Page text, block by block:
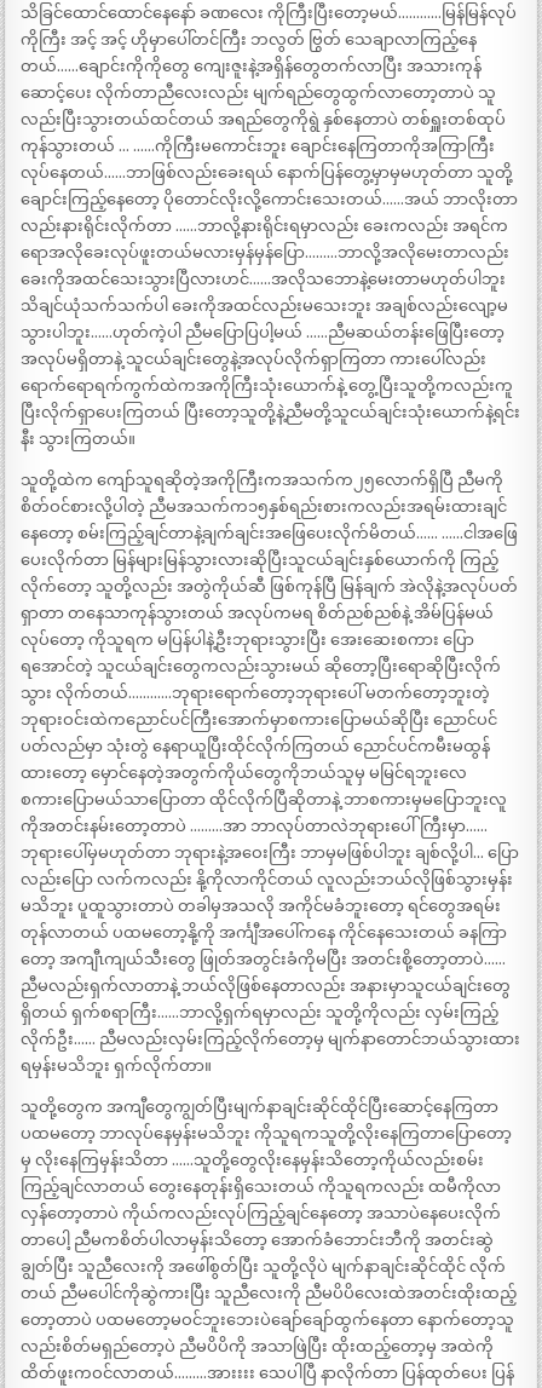
သိခြင်ထောင်ထောင်နေနော် ခဏလေး ကိုကြီးပြီးတော့မယ်…………မြန်မြန်လုပ်
ကိုကြီး အင့် အင့် ဟိုမှာပေါ်တင်ကြီး ဘလွတ် ဗြွတ် သေချာလာကြည့်နေ
တယ်……ချောင်းကိုကိုတွေ ကျေးဇူးနဲ့အရှိန်တွေတက်လာပြီး အသားကုန်
ဆောင့်ပေး လိုက်တာညီလေးလည်း မျက်ရည်တွေထွက်လာတော့တာပဲ သူ
လည်းပြီးသွားတယ်ထင်တယ် အရည်တွေကိုရွဲ နှစ်နေတာပဲ တစ်ရှူးတစ်ထုပ်
ကုန်သွားတယ် … ……ကိုကြီးမကောင်းဘူး ချောင်းနေကြတာကိုအကြာကြီး
လုပ်နေတယ်……ဘာဖြစ်လည်းခေးရယ် နောက်ပြန်တွေ့မှာမှမဟုတ်တာ သူတို့
ချောင်းကြည့်နေတော့ ပိုတောင်လိုးလို့ကောင်းသေးတယ်……အယ် ဘာလိုးတာ
လည်းနားရိုင်းလိုက်တာ ……ဘာလို့နားရိုင်းရမှာလည်း ခေးကလည်း အရင်က
ရောအလိုခေးလုပ်ဖူးတယ်မလားမှန်မှန်ပြော………ဘာလို့အလိုမေးတာလည်း
ခေးကိုအထင်သေးသွားပြီလားဟင်……အလိုသဘောနဲ့မေးတာမဟုတ်ပါဘူး
သိချင်ယုံသက်သက်ပါ ခေးကိုအထင်လည်းမသေးဘူး အချစ်လည်းလျော့မ
သွားပါဘူး……ဟုတ်ကဲ့ပါ ညီမပြောပြပါ့မယ် ……ညီမဆယ်တန်းဖြေပြီးတော့
အလုပ်မရှိတာနဲ့ သူငယ်ချင်းတွေနဲ့အလုပ်လိုက်ရှာကြတာ ကားပေါ်လည်း
ရောက်ရောရက်ကွက်ထဲကအကိုကြီးသုံးယောက်နဲ့ တွေ့ပြီးသူတို့ကလည်းကူ
ပြီးလိုက်ရှာပေးကြတယ် ပြီးတော့သူတို့နဲ့ညီမတို့သူငယ်ချင်းသုံးယောက်နဲ့ရင်း
နီး သွားကြတယ်။
သူတို့ထဲက ကျော်သူရဆိုတဲ့အကိုကြီးကအသက်က၂၅လောက်ရှိပြီ ညီမကို
စိတ်ဝင်စားလို့ပါတဲ့ ညီမအသက်က၁၅နှစ်ရည်းစားကလည်းအရမ်းထားချင်
နေတော့ စမ်းကြည့်ချင်တာနဲ့ချက်ချင်းအဖြေပေးလိုက်မိတယ်…… ……ငါအဖြေ
ပေးလိုက်တာ မြန်များမြန်သွားလားဆိုပြီးသူငယ်ချင်းနှစ်ယောက်ကို ကြည့်
လိုက်တော့ သူတို့လည်း အတွဲကိုယ်ဆီ ဖြစ်ကုန်ပြီ မြန်ချက် အဲလိုနဲ့အလုပ်ပတ်
ရှာတာ တနေသာကုန်သွားတယ် အလုပ်ကမရ စိတ်ညစ်ညစ်နဲ့ အိမ်ပြန်မယ်
လုပ်တော့ ကိုသူရက မပြန်ပါနဲ့ဦးဘုရားသွားပြီး အေးဆေးစကား ပြော
ရအောင်တဲ့ သူငယ်ချင်းတွေကလည်းသွားမယ် ဆိုတော့ပြီးရောဆိုပြီးလိုက်
သွား လိုက်တယ်…………ဘုရားရောက်တော့ဘုရားပေါ် မတက်တော့ဘူးတဲ့
ဘုရားဝင်းထဲကညောင်ပင်ကြီးအောက်မှာစကားပြောမယ်ဆိုပြီး ညောင်ပင်
ပတ်လည်မှာ သုံးတွဲ နေရာယူပြီးထိုင်လိုက်ကြတယ် ညောင်ပင်ကမီးမထွန်
ထားတော့ မှောင်နေတဲ့အတွက်ကိုယ်တွေကိုဘယ်သူမှ မမြင်ရဘူးလေ
စကားပြောမယ်သာပြောတာ ထိုင်လိုက်ပြီဆိုတာနဲ့ ဘာစကားမှမပြောဘူးလူ
ကိုအတင်းနမ်းတော့တာပဲ ………အာ ဘာလုပ်တာလဲဘုရားပေါ်ကြီးမှာ……
ဘုရားပေါ်မှမဟုတ်တာ ဘုရားနဲ့အဝေးကြီး ဘာမှမဖြစ်ပါဘူး ချစ်လို့ပါ… ပြော
လည်းပြော လက်ကလည်း နို့ကိုလာကိုင်တယ် လူလည်းဘယ်လိုဖြစ်သွားမှန်း
မသိဘူး ပူထူသွားတာပဲ တခါမှအသလို အကိုင်မခံဘူးတော့ ရင်တွေအရမ်း
တုန်လာတယ် ပထမတော့နို့ကို အင်္ကျီအပေါ်ကနေ ကိုင်နေသေးတယ် ခနကြာ
တော့ အကျီၤကျယ်သီးတွေ ဖြုတ်အတွင်းခံကိုမပြီး အတင်းစို့တော့တာပဲ……
ညီမလည်းရှက်လာတာနဲ့ ဘယ်လိုဖြစ်နေတာလည်း အနားမှာသူငယ်ချင်းတွေ
ရှိတယ် ရှက်စရာကြီး……ဘာလို့ရှက်ရမှာလည်း သူတို့ကိုလည်း လှမ်းကြည့်
လိုက်ဦး…… ညီမလည်းလှမ်းကြည့်လိုက်တော့မှ မျက်နာတောင်ဘယ်သွားထား
ရမှန်းမသိဘူး ရှက်လိုက်တာ။
သူတို့တွေက အကျီတွေကျွတ်ပြီးမျက်နာချင်းဆိုင်ထိုင်ပြီးဆောင့်နေကြတာ
ပထမတော့ ဘာလုပ်နေမှန်းမသိဘူး ကိုသူရကသူတို့လိုးနေကြတာပြောတော့
မှ လိုးနေကြမှန်းသိတာ ……သူတို့တွေလိုးနေမှန်းသိတော့ကိုယ်လည်းစမ်း
ကြည့်ချင်လာတယ် တွေးနေတုန်းရှိသေးတယ် ကိုသူရကလည်း ထမီကိုလာ
လှန်တော့တာပဲ ကိုယ်ကလည်းလုပ်ကြည့်ချင်နေတော့ အသာပဲနေပေးလိုက်
တာပေါ့ ညီမကစိတ်ပါလာမှန်းသိတော့ အောက်ခံဘောင်းဘီကို အတင်းဆွဲ
ချွတ်ပြီး သူညီလေးကို အဖေါ်စွတ်ပြီး သူတို့လိုပဲ မျက်နာချင်းဆိုင်ထိုင် လိုက်
တယ် ညီမပေါင်ကိုဆွဲကားပြီး သူညီလေးကို ညီမပိပိလေးထဲအတင်းထိုးထည့်
တော့တာပဲ ပထမတော့မဝင်ဘူးဘေးပဲချော်ချော်ထွက်နေတာ နောက်တော့သူ
လည်းစိတ်မရှည်တော့ပဲ ညီမပိပိကို အသာဖြဲပြီး ထိုးထည့်တော့မှ အထဲကို
ထိတ်ဖူးကဝင်လာတယ်………အားးးး သေပါပြီ နာလိုက်တာ ပြန်ထုတ်ပေး ပြန်